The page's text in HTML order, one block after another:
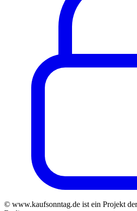
© www.kaufsonntag.de ist ein Projekt